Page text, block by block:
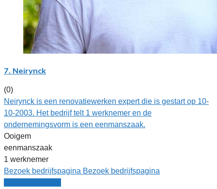
7. Neirynck
(0)
Neirynck is een renovatiewerken expert die is gestart op 10-
10-2003. Het bedrijf telt 1 werknemer en de
ondernemingsvorm is een eenmanszaak.
Ooigem
eenmanszaak
1 werknemer
Bezoek bedrijfspagina Bezoek bedrijfspagina